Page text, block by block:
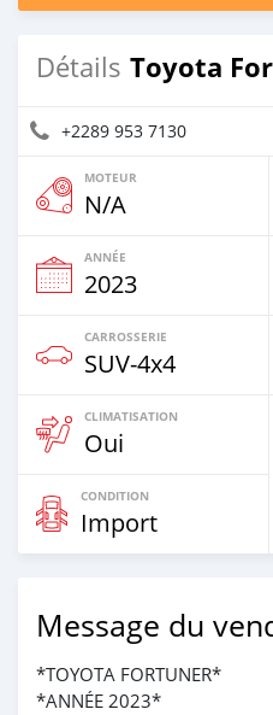
Détails Toyota
+2289 953 7130
MOTEUR
N/A
ANNÉE
2023
CARROSSERIE
SUV‒4x4
CLIMATISATION
Oui
CONDITION
Import
Message du
*TOYOTA FORTUNER*
*ANNÉE 2023*